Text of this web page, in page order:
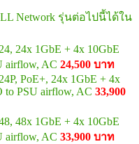
Network รุ่นต่อไปนี้ได้ใน
24x 1GbE + 4x 10GbE
airflow, AC 24,500 บาท
PoE+, 24x 1GbE + 4x
to PSU airflow, AC 33,900
48x 1GbE + 4x 10GbE
airflow, AC 33,900 บาท